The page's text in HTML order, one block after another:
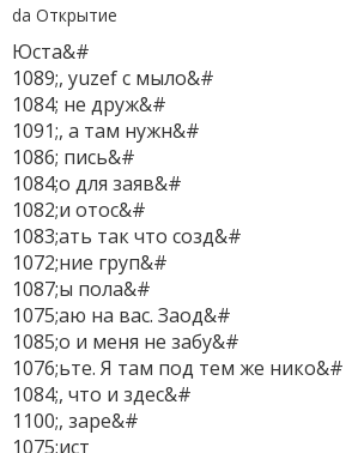
da Oткрытие
Юста&#
1089;, yuzef с мыло&#
1084; не друж&#
1091;, а там нужн&#
1086; пись&#
1084;о для заяв&#
1082;и отос&#
1083;ать так что созд&#
1072;ние груп&#
1087;ы пола&#
1075;аю на вас. Заод&#
1085;о и меня не забу&#
1076;ьте. Я там под тем же нико&#
1084;, что и здес&#
1100;, заре&#
1075;ист